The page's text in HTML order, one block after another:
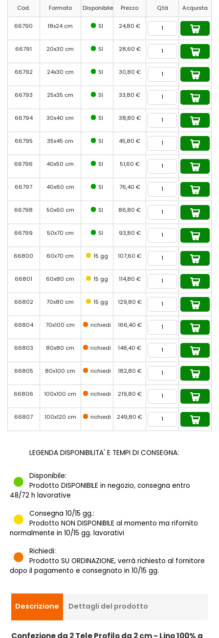
Cod. Formato Disponibile Prezzo Q.tà Acquista
66790 18x24 cm SI 24,80 €
66791 20x30 cm SI 28,60 €
66792 24x30 cm SI 30,80 €
66793 25x35 cm SI 33,80 €
66794 30x40 cm SI 38,80 €
66795 35x45 cm SI 45,80 €
66796 40x50 cm SI 51,60 €
66797 40x60 cm SI 76,40 €
66798 50x60 cm SI 86,80 €
66799 50x70 cm SI 93,80 €
66800 60x70 cm 15 gg 107,60 €
66801 60x80 cm 15 gg 114,80 €
66802 70x80 cm 15 gg 129,80 €
66804 70x100 cm richiedi 166,40 €
66803 80x80 cm richiedi 148,40 €
66805 80x100 cm richiedi 182,80 €
66806 100x100 cm richiedi 219,80 €
66807 100x120 cm richiedi 249,80 €
LEGENDA DISPONIBILITA' E TEMPI DI CONSEGNA:
Disponibile:
Prodotto DISPONIBILE in negozio, consegna entro
48/72 h lavorative
Consegna 10/15 gg.:
Prodotto NON DISPONIBILE al momento ma rifornito
normalmente in 10/15 gg. lavorativi
Richiedi:
Prodotto SU ORDINAZIONE, verrà richiesto al fornitore
dopo il pagamento e consegnato in 10/15 gg.
Descrizione Dettagli del prodotto
Confezione da 2 Tele Profilo da 2 cm - Lino 100% a